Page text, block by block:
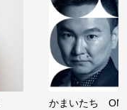
かまいたち